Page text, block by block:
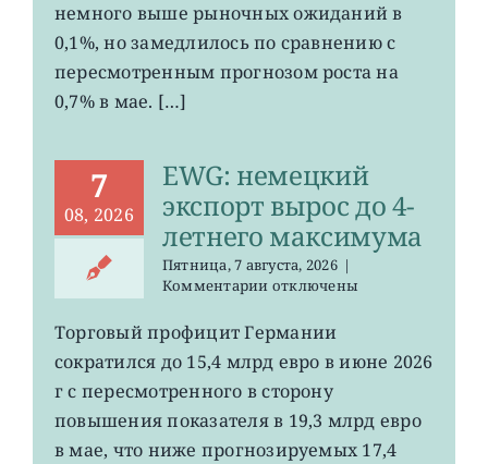
до
0,2%
немного выше рыночных ожиданий в
0,1%, но замедлилось по сравнению с
пересмотренным прогнозом роста на
0,7% в мае. […]
7
08, 2026
EWG: немецкий
экспорт вырос до 4-
летнего максимума
Пятница, 7 августа, 2026 |
Комментариик
EWG:
немецкий
экспорт
вырос
4-
летнего
отключены
Торговый профицит Германии
сократился до 15,4 млрд евро в июне 2026
г с пересмотренного в сторону
повышения показателя в 19,3 млрд евро
в мае, что ниже прогнозируемых 17,4